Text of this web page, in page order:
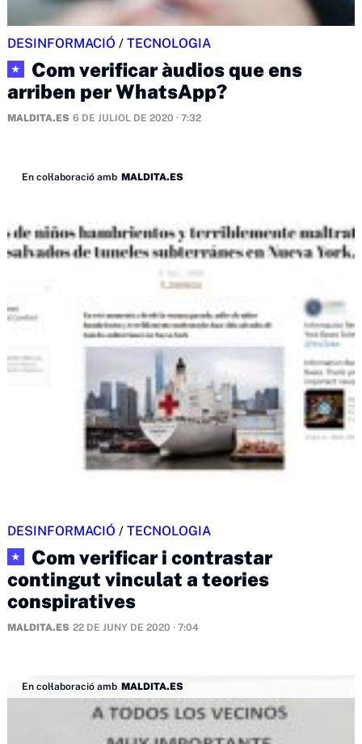
DESINFORMACIÓ / TECNOLOGIA
★
Com verificar àudios que ens
arriben per WhatsApp?
MALDITA.ES 6 DE JULIOL DE 2020 · 7:32
En col·laboració amb MALDITA.ES
DESINFORMACIÓ / TECNOLOGIA
★
Com verificar i contrastar
contingut vinculat a teories
conspiratives
MALDITA.ES 22 DE JUNY DE 2020 · 7:04
En col·laboració amb MALDITA.ES